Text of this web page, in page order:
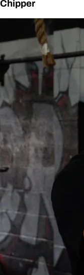
Chipper